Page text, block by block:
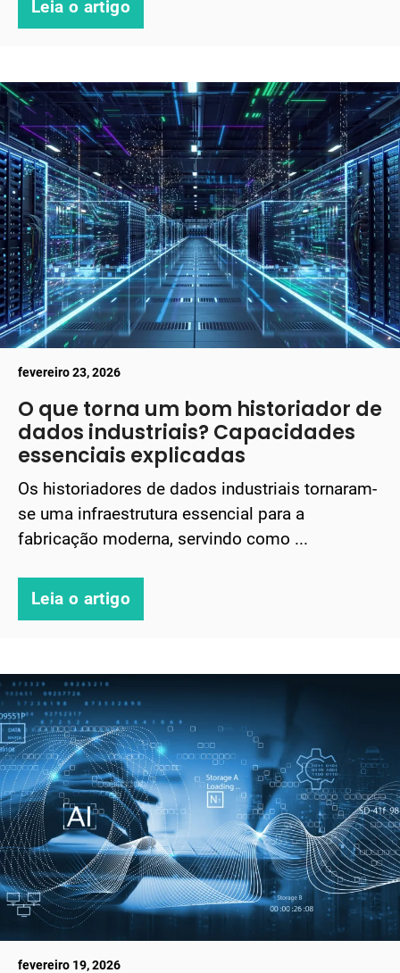
Leia o artigo
fevereiro 23, 2026
O que torna um bom historiador de
dados industriais? Capacidades
essenciais explicadas
Os historiadores de dados industriais tornaram-
se uma infraestrutura essencial para a
fabricação moderna, servindo como ...
Leia o artigo
fevereiro 19, 2026